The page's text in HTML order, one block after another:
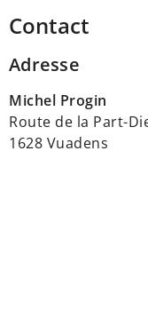
Contact
Adresse
Michel Progin
Route de la Part-
1628 Vuadens